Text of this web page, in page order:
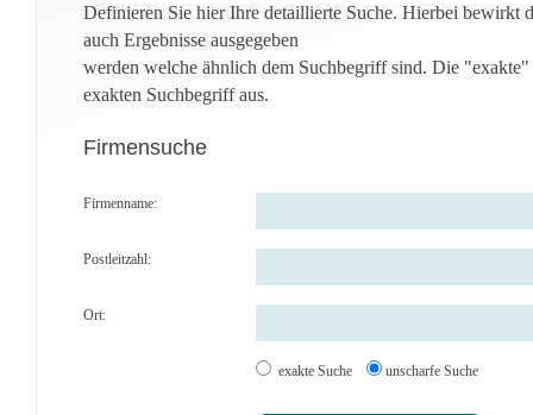
Definieren Sie hier Ihre detaillierte Suche. Hierbei bewirkt
auch Ergebnisse ausgegeben
werden welche ähnlich dem Suchbegriff sind. Die
exakten Suchbegriff aus.
Firmensuche
Firmenname:
Postleitzahl:
Ort:
exakte Suche unscharfe Suche